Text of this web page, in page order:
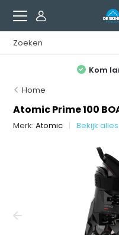
Kom
Home
Atomic Prime 100
Merk:Atomic Bekijk